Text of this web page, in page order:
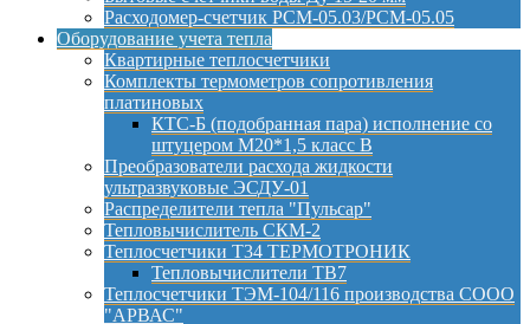
Расходомер-счетчик РСМ-05.03/РСМ-05.05
Оборудование учета тепла
Квартирные теплосчетчики
Комплекты термометров сопротивления
платиновых
КТС-Б (подобранная пара) исполнение со
штуцером М20*1,5 класс B
Преобразователи расхода жидкости
ультразвуковые ЭСДУ-01
Распределители тепла "Пульсар"
Тепловычислитель СКМ-2
Теплосчетчики Т34 ТЕРМОТРОНИК
Тепловычислители ТВ7
Теплосчетчики ТЭМ-104/116 производства СООО
"АРВАС"